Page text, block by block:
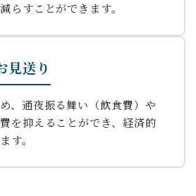
らすことができます。
見送り
、通夜振る舞い（飲食費）や
を抑えることができ、経済的
す。